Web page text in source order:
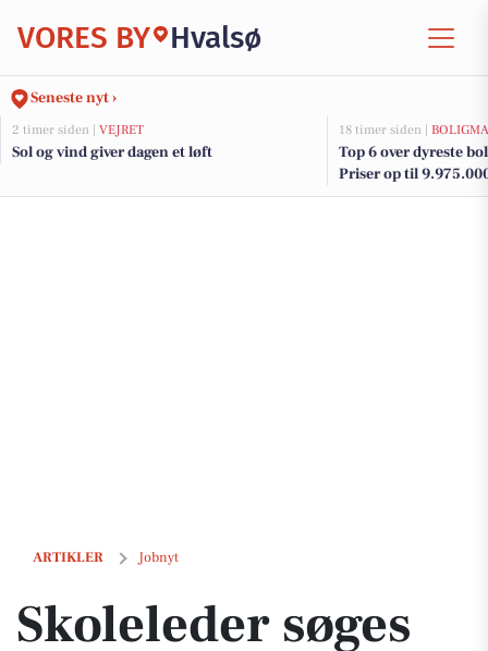
VORES BY Hvalsø
Seneste nyt ›
2 timer siden | VEJRET
Sol og vind giver dagen et løft
18 timer siden |
Top 6 over dyreste
Priser op til
ARTIKLER Jobnyt
Skoleleder søges til at fremme trivsel og læring på
Skoleleder søges